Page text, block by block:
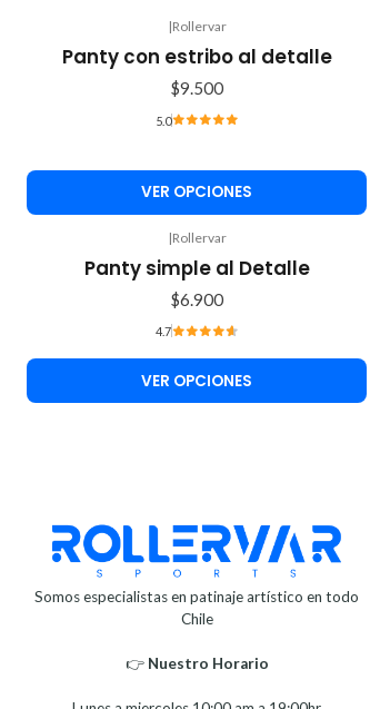
|Rollervar
Panty con estribo al detalle
$9.500
5.0
VER OPCIONES
|Rollervar
Panty simple al Detalle
$6.900
4.7
VER OPCIONES
Somos especialistas en patinaje artístico en todo
Chile
👉 Nuestro Horario⁣⁣